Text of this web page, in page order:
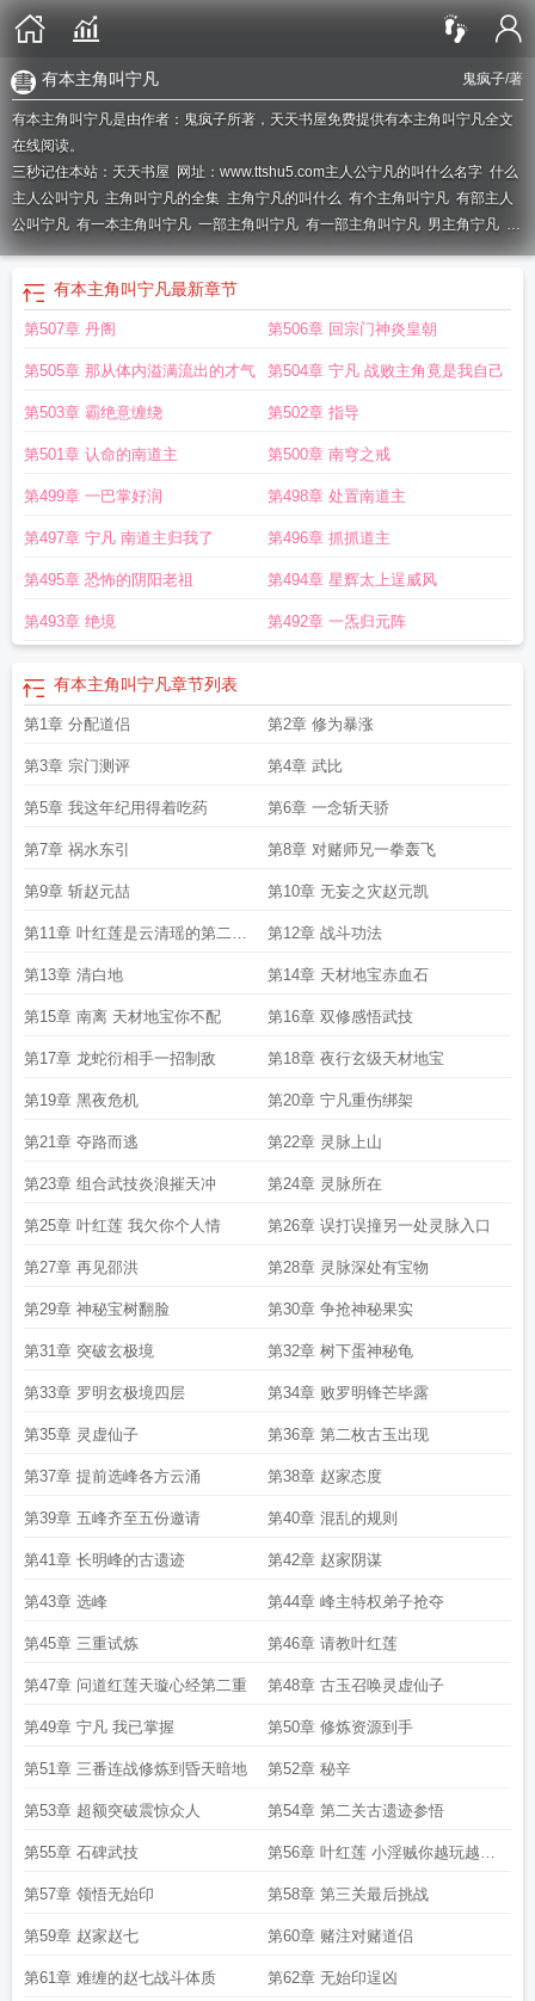
鬼疯子/著
有本主角叫宁凡
有本主角叫宁凡是由作者：鬼疯子所著，天天书屋免费提供有本主角叫宁凡全文
在线阅读。
三秒记住本站：天天书屋 网址：www.ttshu5.com主人公宁凡的叫什么名字 什么
主人公叫宁凡 主角叫宁凡的全集 主角宁凡的叫什么 有个主角叫宁凡 有部主人
公叫宁凡 有一本主角叫宁凡 一部主角叫宁凡 有一部主角叫宁凡 男主角宁凡 那
个主角叫宁凡主角是宁凡主角宁凡名字主角宁凡的的主角叫宁凡主角宁凡是
找一部主角叫宁凡 主角叫宁凡
名叫宁凡
公主人公宁凡 主角宁凡全集无弹窗免费阅读主角叫宁凡的在线阅读
有本主角叫宁凡最新章节
第507章 丹阁 第506章 回宗门神炎皇朝
第505章 那从体内溢满流出的才气 第504章 宁凡 战败主角竟是我自己
第503章 霸绝意缠绕 第502章 指导
第501章 认命的南道主 第500章 南穹之戒
第499章 一巴掌好润 第498章 处置南道主
第497章 宁凡 南道主归我了 第496章 抓抓道主
第495章 恐怖的阴阳老祖 第494章 星辉太上逞威风
第493章 绝境 第492章 一炁归元阵
有本主角叫宁凡章节列表
第1章 分配道侣 第2章 修为暴涨
第3章 宗门测评 第4章 武比
第5章 我这年纪用得着吃药 第6章 一念斩天骄
第7章 祸水东引 第8章 对赌师兄一拳轰飞
第9章 斩赵元喆 第10章 无妄之灾赵元凯
第11章 叶红莲是云清瑶的第二人
格
第12章 战斗功法
第13章 清白地 第14章 天材地宝赤血石
第15章 南离 天材地宝你不配 第16章 双修感悟武技
第17章 龙蛇衍相手一招制敌 第18章 夜行玄级天材地宝
第19章 黑夜危机 第20章 宁凡重伤绑架
第21章 夺路而逃 第22章 灵脉上山
第23章 组合武技炎浪摧天冲 第24章 灵脉所在
第25章 叶红莲 我欠你个人情 第26章 误打误撞另一处灵脉入口
第27章 再见邵洪 第28章 灵脉深处有宝物
第29章 神秘宝树翻脸 第30章 争抢神秘果实
第31章 突破玄极境 第32章 树下蛋神秘龟
第33章 罗明玄极境四层 第34章 败罗明锋芒毕露
第35章 灵虚仙子 第36章 第二枚古玉出现
第37章 提前选峰各方云涌 第38章 赵家态度
第39章 五峰齐至五份邀请 第40章 混乱的规则
第41章 长明峰的古遗迹 第42章 赵家阴谋
第43章 选峰 第44章 峰主特权弟子抢夺
第45章 三重试炼 第46章 请教叶红莲
第47章 问道红莲天璇心经第二重 第48章 古玉召唤灵虚仙子
第49章 宁凡 我已掌握 第50章 修炼资源到手
第51章 三番连战修炼到昏天暗地 第52章 秘辛
第53章 超额突破震惊众人 第54章 第二关古遗迹参悟
第55章 石碑武技 第56章 叶红莲 小淫贼你越玩越花
是吧
第57章 领悟无始印 第58章 第三关最后挑战
第59章 赵家赵七 第60章 赌注对赌道侣
第61章 难缠的赵七战斗体质 第62章 无始印逞凶